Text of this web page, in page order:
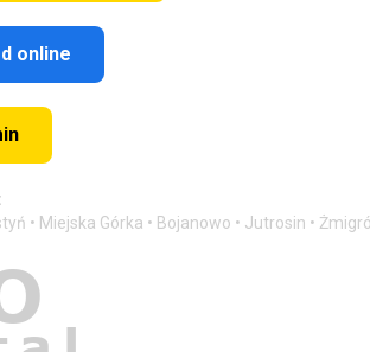
online
• Miejska Górka • Bojanowo • Jutrosin •